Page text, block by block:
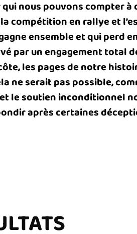
qui nous pouvons compter à
compétition en rallye et
ensemble et qui perd
par un engagement total
les pages de notre
ne serait pas possible,
le soutien inconditionnel
après certaines